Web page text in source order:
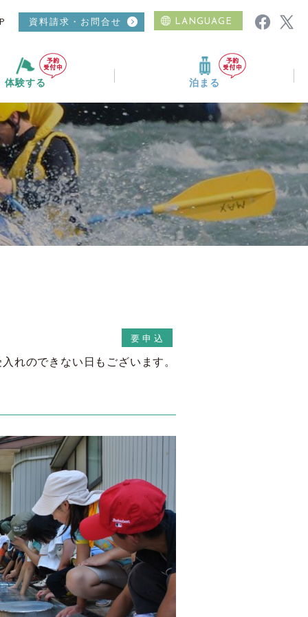
資料請求・お問合せ LANGUAGE
ムービーギャラリー
ニュース
泉
おすすめコース
日帰り入浴
体験する 泊まる
要申込
のできない日もございます。